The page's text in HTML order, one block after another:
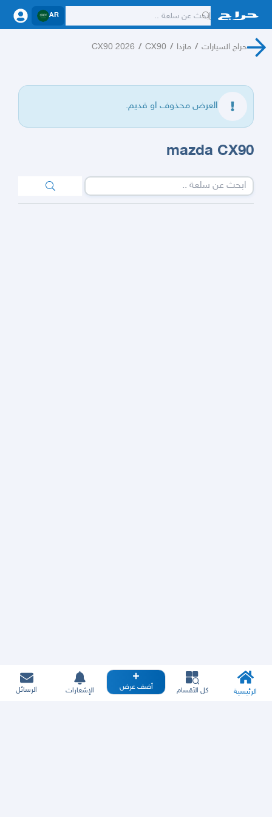
AR
حراج السيارات / مازدا /
CX90
/
CX90 2026
العرض محذوف او قديم.
mazda CX90
الرئيسية كل الأقسام أضف عرض الإشعارات الرسائل